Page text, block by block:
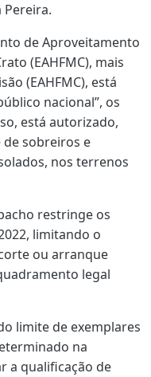
Pereira.
de Aproveitamento
(EAHFMC), mais
(EAHFMC), está
nacional”, os
está autorizado,
de sobreiros e
nos terrenos
restringe os
limitando o
ou arranque
legal
limite de exemplares
na
a qualificação de